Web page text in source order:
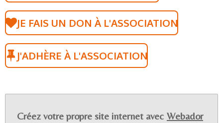
JE FAIS UN DON À L'ASSOCIATION
J'ADHÈRE À L'ASSOCIATION
Créez votre propre site internet avec Webador